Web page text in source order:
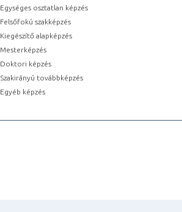
Egységes osztatlan képzés
Felsőfokú szakképzés
Kiegészítő alapképzés
Mesterképzés
Doktori képzés
Szakirányú továbbképzés
Egyéb képzés